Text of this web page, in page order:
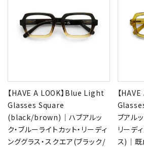
【HAVE A LOOK】Blue Light
Glasses Square
(black/brown)｜ハブアルッ
ク・ブルーライトカット・リーディ
ンググラス・スクエア(ブラック/
【
ブアル
リーデ
ス)｜